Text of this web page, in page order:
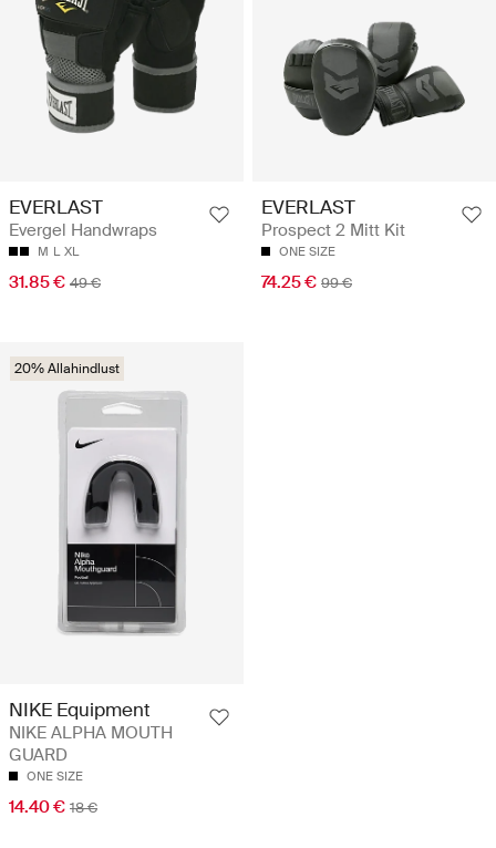
EVERLAST
Evergel Handwraps
M L XL
31.85 € 49 €
EVERLAST
Prospect 2 Mitt Kit
ONE SIZE
74.25 € 99 €
20% Allahindlust
NIKE Equipment
NIKE ALPHA MOUTH
GUARD
ONE SIZE
14.40 € 18 €